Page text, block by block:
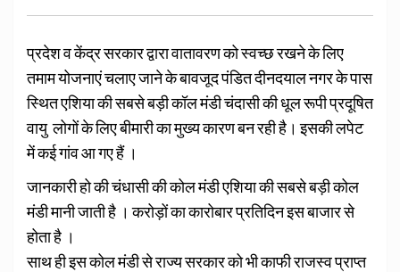
प्रदेश व केंद्र सरकार द्वारा वातावरण को स्वच्छ रखने के लिए
तमाम योजनाएं चलाए जाने के बावजूद पंडित दीनदयाल नगर के पास
स्थित एशिया की सबसे बड़ी कॉल मंडी चंदासी की धूल रूपी प्रदूषित
वायु लोगों के लिए बीमारी का मुख्य कारण बन रही है। इसकी लपेट
में कई गांव आ गए हैं ।
जानकारी हो की चंधासी की कोल मंडी एशिया की सबसे बड़ी कोल
मंडी मानी जाती है । करोड़ों का कारोबार प्रतिदिन इस बाजार से
होता है ।
साथ ही इस कोल मंडी से राज्य सरकार को भी काफी राजस्व प्राप्त